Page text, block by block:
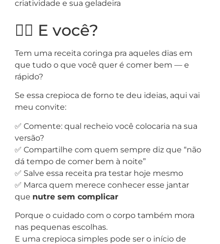
criatividade e sua geladeira
🙋‍♀️ E você?
Tem uma receita coringa pra aqueles dias em
que tudo o que você quer é comer bem — e
rápido?
Se essa crepioca de forno te deu ideias, aqui vai
meu convite:
✅ Comente: qual recheio você colocaria na sua
versão?
✅ Compartilhe com quem sempre diz que “não
dá tempo de comer bem à noite”
✅ Salve essa receita pra testar hoje mesmo
✅ Marca quem merece conhecer esse jantar
que nutre sem complicar
Porque o cuidado com o corpo também mora
nas pequenas escolhas.
E uma crepioca simples pode ser o início de